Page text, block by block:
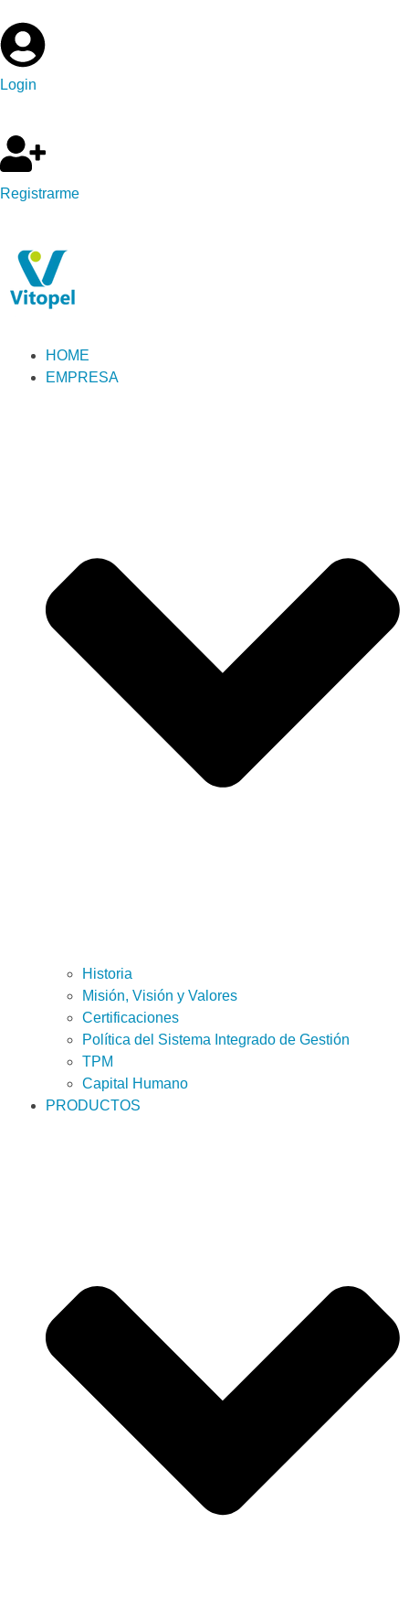
Login
Registrarme
HOME
EMPRESA
Historia
Misión, Visión y Valores
Certificaciones
Política del Sistema Integrado de Gestión
TPM
Capital Humano
PRODUCTOS